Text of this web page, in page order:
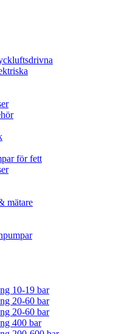
för fett
mätare
10-19 bar
20-60 bar
20-60 bar
400 bar